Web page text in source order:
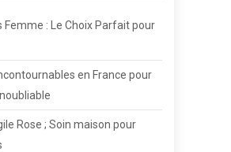
Femme : Le Choix Parfait pour
en France pour
Rose ; Soin maison pour